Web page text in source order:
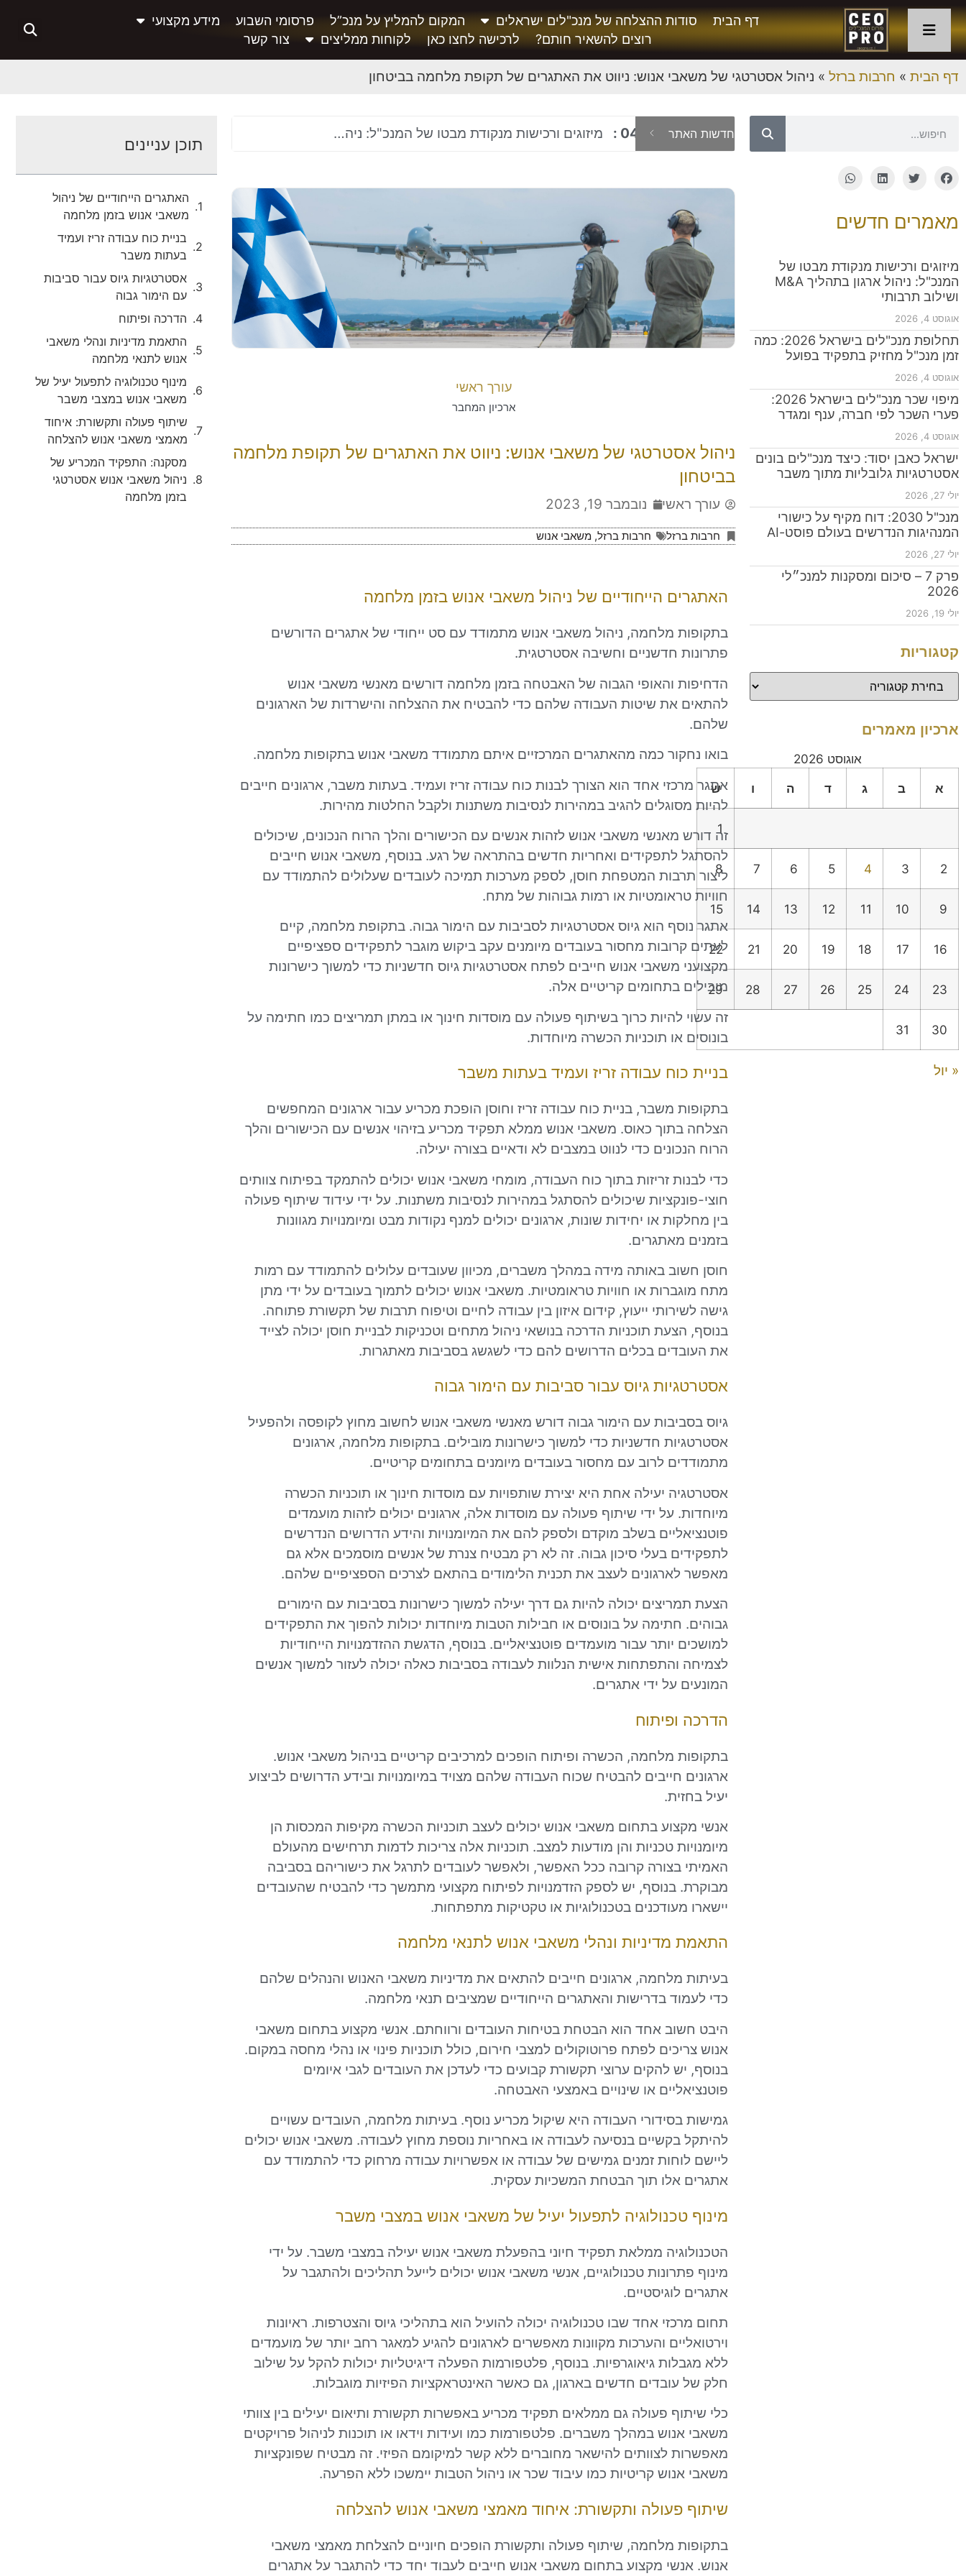
דף הבית סודות ההצלחה של מנכ"לים ישראלים המקום להמליץ על מנכ”ל פרסומי השבוע
מידע מקצועי
רוצים להשאיר חותם?
לרכישה לחצו כאן לקוחות ממליצים צור קשר
דף הבית » חרבות ברזל » ניהול אסטרטגי של משאבי אנוש: ניווט את האתגרים של תקופת מלחמה בביטחון
מאמרים חדשים
מיזוגים ורכישות מנקודת מבטו של
המנכ"ל: ניהול ארגון בתהליך M&A
ושילוב תרבותי
אוגוסט 4, 2026
תחלופת מנכ"לים בישראל 2026: כמה
זמן מנכ"ל מחזיק בתפקיד בפועל
אוגוסט 4, 2026
מיפוי שכר מנכ"לים בישראל 2026:
פערי השכר לפי חברה, ענף ומגדר
אוגוסט 4, 2026
ישראל כאבן יסוד: כיצד מנכ"לים בונים
אסטרטגיות גלובליות מתוך משבר
יולי 27, 2026
מנכ"ל 2030: דוח מקיף על כישורי
המנהיגות הנדרשים בעולם פוסט-AI
יולי 27, 2026
פרק 7 – סיכום ומסקנות למנכ״לי
2026
יולי 19, 2026
קטגוריות
ארכיון מאמרים
אוגוסט 2026
א
ב ג ד ה ו ש
1
2
3
4
5
6
7
8
9
10
11
12
13
14
15
16
17
18
19
20
21
22
23
24
25
26
27
28
29
30
31
« יול
חדשות האתר 08
04
: מיזוגים ורכישות מנקודת מבטו של המנכ"ל: ניהול ארגון בתהליך M&A ושילוב תרבותי
עורך ראשי
ארכיון המחבר
ניהול אסטרטגי של משאבי אנוש: ניווט את האתגרים של תקופת מלחמה
בביטחון
עורך ראשי נובמבר 19, 2023
חרבות ברזל חרבות ברזל,משאבי אנוש
האתגרים הייחודיים של ניהול משאבי אנוש בזמן מלחמה
בתקופות מלחמה, ניהול משאבי אנוש מתמודד עם סט ייחודי של אתגרים הדורשים
פתרונות חדשניים וחשיבה אסטרטגית.
הדחיפות והאופי הגבוה של האבטחה בזמן מלחמה דורשים מאנשי משאבי אנוש
להתאים את שיטות העבודה שלהם כדי להבטיח את ההצלחה והישרדות של הארגונים
שלהם.
בואו נחקור כמה מהאתגרים המרכזיים איתם מתמודד משאבי אנוש בתקופות מלחמה.
אתגר מרכזי אחד הוא הצורך לבנות כוח עבודה זריז ועמיד. בעתות משבר, ארגונים חייבים
להיות מסוגלים להגיב במהירות לנסיבות משתנות ולקבל החלטות מהירות.
זה דורש מאנשי משאבי אנוש לזהות אנשים עם הכישורים והלך הרוח הנכונים, שיכולים
להסתגל לתפקידים ואחריות חדשים בהתראה של רגע. בנוסף, משאבי אנוש חייבים
ליצור תרבות המטפחת חוסן, לספק מערכות תמיכה לעובדים שעלולים להתמודד עם
חוויות טראומטיות או רמות גבוהות של מתח.
אתגר נוסף הוא גיוס אסטרטגיות לסביבות עם הימור גבוה. בתקופת מלחמה, קיים
לעתים קרובות מחסור בעובדים מיומנים עקב ביקוש מוגבר לתפקידים ספציפיים
מקצועני משאבי אנוש חייבים לפתח אסטרטגיות גיוס חדשניות כדי למשוך כישרונות
מובילים בתחומים קריטיים אלה.
זה עשוי להיות כרוך בשיתוף פעולה עם מוסדות חינוך או במתן תמריצים כמו חתימה על
בונוסים או תוכניות הכשרה מיוחדות.
בניית כוח עבודה זריז ועמיד בעתות משבר
בתקופות משבר, בניית כוח עבודה זריז וחוסן הופכת מכריע עבור ארגונים המחפשים
הצלחה בתוך כאוס. משאבי אנוש ממלא תפקיד מכריע בזיהוי אנשים עם הכישורים והלך
הרוח הנכונים כדי לנווט במצבים לא ודאיים בצורה יעילה.
כדי לבנות זריזות בתוך כוח העבודה, מומחי משאבי אנוש יכולים להתמקד בפיתוח צוותים
חוצי-פונקציות שיכולים להסתגל במהירות לנסיבות משתנות. על ידי עידוד שיתוף פעולה
בין מחלקות או יחידות שונות, ארגונים יכולים למנף נקודות מבט ומיומנויות מגוונות
בזמנים מאתגרים.
חוסן חשוב באותה מידה במהלך משברים, מכיוון שעובדים עלולים להתמודד עם רמות
מתח מוגברות או חוויות טראומטיות. משאבי אנוש יכולים לתמוך בעובדים על ידי מתן
גישה לשירותי ייעוץ, קידום איזון בין עבודה לחיים וטיפוח תרבות של תקשורת פתוחה.
בנוסף, הצעת תוכניות הדרכה בנושאי ניהול מתחים וטכניקות לבניית חוסן יכולה לצייד
את העובדים בכלים הדרושים להם כדי לשגשג בסביבות מאתגרות.
אסטרטגיות גיוס עבור סביבות עם הימור גבוה
גיוס בסביבות עם הימור גבוה דורש מאנשי משאבי אנוש לחשוב מחוץ לקופסה ולהפעיל
אסטרטגיות חדשניות כדי למשוך כישרונות מובילים. בתקופות מלחמה, ארגונים
מתמודדים לרוב עם מחסור בעובדים מיומנים בתחומים קריטיים.
אסטרטגיה יעילה אחת היא יצירת שותפויות עם מוסדות חינוך או תוכניות הכשרה
מיוחדות. על ידי שיתוף פעולה עם מוסדות אלה, ארגונים יכולים לזהות מועמדים
פוטנציאליים בשלב מוקדם ולספק להם את המיומנויות והידע הדרושים הנדרשים
לתפקידים בעלי סיכון גבוה. זה לא רק מבטיח צנרת של אנשים מוסמכים אלא גם
מאפשר לארגונים לעצב את תכנית הלימודים בהתאם לצרכים הספציפיים שלהם.
הצעת תמריצים יכולה להיות גם דרך יעילה למשוך כישרונות בסביבות עם הימורים
גבוהים. חתימה על בונוסים או חבילות הטבות מיוחדות יכולות להפוך את התפקידים
למושכים יותר עבור מועמדים פוטנציאליים. בנוסף, הדגשת ההזדמנויות הייחודיות
לצמיחה והתפתחות אישית הנלוות לעבודה בסביבות כאלה יכולה לעזור למשוך אנשים
המונעים על ידי אתגרים.
הדרכה ופיתוח
בתקופות מלחמה, הכשרה ופיתוח הופכים למרכיבים קריטיים בניהול משאבי אנוש.
ארגונים חייבים להבטיח שכוח העבודה שלהם מצויד במיומנויות ובידע הדרושים לביצוע
יעיל בחזית.
אנשי מקצוע בתחום משאבי אנוש יכולים לעצב תוכניות הכשרה מקיפות המכסות הן
מיומנויות טכניות והן מודעות למצב. תוכניות אלה צריכות לדמות תרחישים מהעולם
האמיתי בצורה קרובה ככל האפשר, ולאפשר לעובדים לתרגל את כישוריהם בסביבה
מבוקרת. בנוסף, יש לספק הזדמנויות לפיתוח מקצועי מתמשך כדי להבטיח שהעובדים
יישארו מעודכנים בטכנולוגיות או טקטיקות מתפתחות.
התאמת מדיניות ונהלי משאבי אנוש לתנאי מלחמה
בעיתות מלחמה, ארגונים חייבים להתאים את מדיניות משאבי האנוש והנהלים שלהם
כדי לעמוד בדרישות והאתגרים הייחודיים שמציבים תנאי מלחמה.
היבט חשוב אחד הוא הבטחת בטיחות העובדים ורווחתם. אנשי מקצוע בתחום משאבי
אנוש צריכים לפתח פרוטוקולים למצבי חירום, כולל תוכניות פינוי או נהלי מחסה במקום.
בנוסף, יש להקים ערוצי תקשורת קבועים כדי לעדכן את העובדים לגבי איומים
פוטנציאליים או שינויים באמצעי האבטחה.
גמישות בסידורי העבודה היא שיקול מכריע נוסף. בעיתות מלחמה, העובדים עשויים
להיתקל בקשיים בנסיעה לעבודה או באחריות נוספת מחוץ לעבודה. משאבי אנוש יכולים
ליישם לוחות זמנים גמישים של עבודה או אפשרויות עבודה מרחוק כדי להתמודד עם
אתגרים אלו תוך הבטחת המשכיות עסקית.
מינוף טכנולוגיה לתפעול יעיל של משאבי אנוש במצבי משבר
הטכנולוגיה ממלאת תפקיד חיוני בהפעלת משאבי אנוש יעילה במצבי משבר. על ידי
מינוף פתרונות טכנולוגיים, אנשי משאבי אנוש יכולים לייעל תהליכים ולהתגבר על
אתגרים לוגיסטיים.
תחום מרכזי אחד שבו טכנולוגיה יכולה להועיל הוא בתהליכי גיוס והצטרפות. ראיונות
וירטואליים והערכות מקוונות מאפשרים לארגונים להגיע למאגר רחב יותר של מועמדים
ללא מגבלות גיאוגרפיות. בנוסף, פלטפורמות הפעלה דיגיטליות יכולות להקל על שילוב
חלק של עובדים חדשים בארגון, גם כאשר האינטראקציות הפיזיות מוגבלות.
כלי שיתוף פעולה גם ממלאים תפקיד מכריע באפשרות תקשורת ותיאום יעילים בין צוותי
משאבי אנוש במהלך משברים. פלטפורמות כמו ועידות וידאו או תוכנות לניהול פרויקטים
מאפשרות לצוותים להישאר מחוברים ללא קשר למיקומם הפיזי. זה מבטיח שפונקציות
משאבי אנוש קריטיות כמו עיבוד שכר או ניהול הטבות יימשכו ללא הפרעה.
שיתוף פעולה ותקשורת: איחוד מאמצי משאבי אנוש להצלחה
בתקופות מלחמה, שיתוף פעולה ותקשורת הופכים חיוניים להצלחת מאמצי משאבי
אנוש. אנשי מקצוע בתחום משאבי אנוש חייבים לעבוד יחד כדי להתגבר על אתגרים
תוכן עניינים
האתגרים הייחודיים של ניהול
משאבי אנוש בזמן מלחמה
בניית כוח עבודה זריז ועמיד
בעתות משבר
אסטרטגיות גיוס עבור סביבות
עם הימור גבוה
הדרכה ופיתוח
התאמת מדיניות ונהלי משאבי
אנוש לתנאי מלחמה
מינוף טכנולוגיה לתפעול יעיל של
משאבי אנוש במצבי משבר
שיתוף פעולה ותקשורת: איחוד
מאמצי משאבי אנוש להצלחה
מסקנה: התפקיד המכריע של
ניהול משאבי אנוש אסטרטגי
בזמן מלחמה